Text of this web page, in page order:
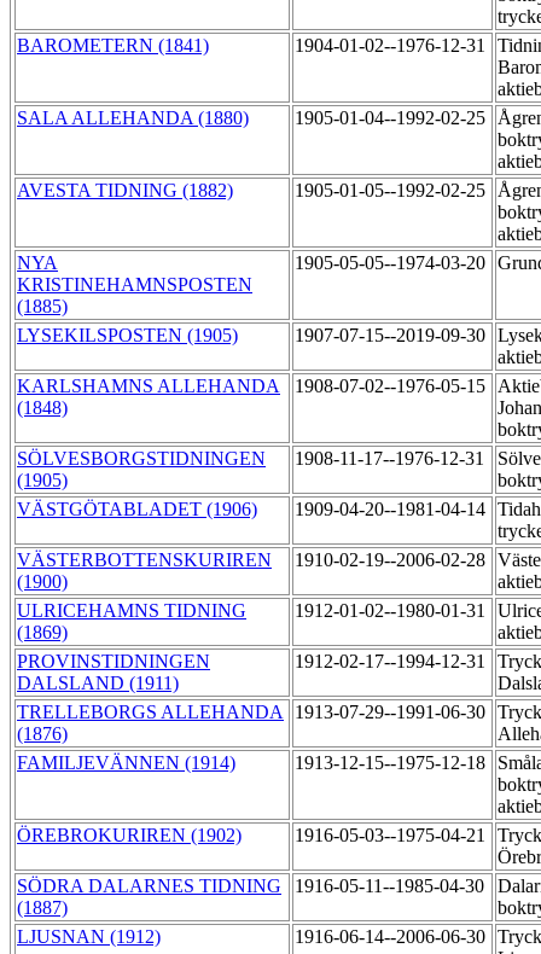
BAROMETERN (1841)
1904-01-02--1976-12-31
SALA ALLEHANDA (1880)
1905-01-04--1992-02-25
AVESTA TIDNING (1882)
1905-01-05--1992-02-25
NYA
KRISTINEHAMNSPOSTEN
(1885)
1905-05-05--1974-03-20
LYSEKILSPOSTEN (1905) 1907-07-15--2019-09-30
KARLSHAMNS ALLEHANDA
(1848)
1908-07-02--1976-05-15
SÖLVESBORGSTIDNINGEN
(1905)
1908-11-17--1976-12-31
VÄSTGÖTABLADET (1906)
1909-04-20--1981-04-14
VÄSTERBOTTENSKURIREN
(1900)
1910-02-19--2006-02-28
ULRICEHAMNS TIDNING
(1869)
1912-01-02--1980-01-31
PROVINSTIDNINGEN
DALSLAND (1911)
1912-02-17--1994-12-31
TRELLEBORGS ALLEHANDA
(1876)
1913-07-29--1991-06-30
FAMILJEVÄNNEN (1914)
1913-12-15--1975-12-18
ÖREBROKURIREN (1902)
1916-05-03--1975-04-21
SÖDRA DALARNES TIDNING
(1887)
1916-05-11--1985-04-30
LJUSNAN (1912)
1916-06-14--2006-06-30